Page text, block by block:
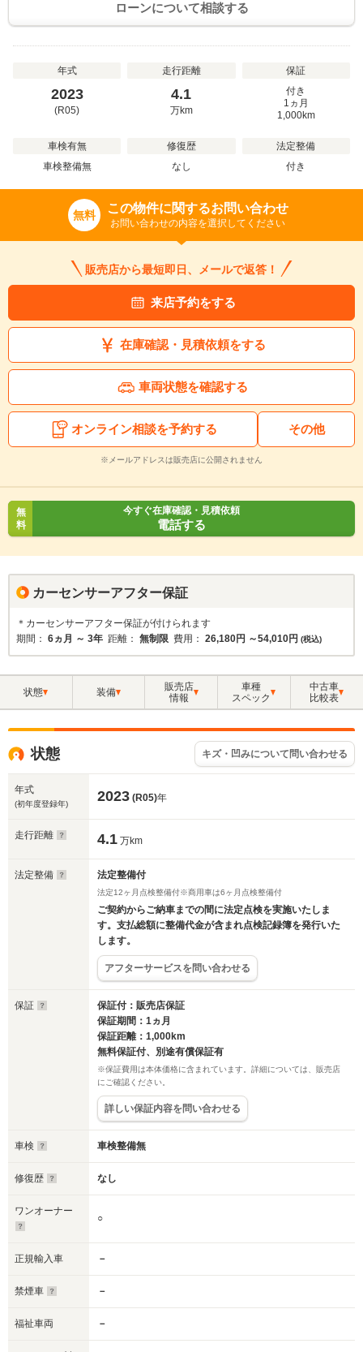
ローンについて相談する
年式
2023
(R05)
走行距離
4.1
万km
保証
付き
1ヵ月
1,000km
車検有無
車検整備無
修復歴
なし
法定整備
付き
無料 この物件に関するお問い合わせ
お問い合わせの内容を選択してください
販売店から最短即日、メールで返答！
来店予約をする
在庫確認・見積依頼をする
車両状態を確認する
オンライン相談を予約する その他
※メールアドレスは販売店に公開されません
無
料
今すぐ在庫確認・見積依頼
電話する
カーセンサーアフター保証
＊カーセンサーアフター保証が付けられます
期間： 6ヵ月 ～ 3年 距離： 無制限 費用： 26,180円 ～54,010円 (税込)
状態 装備
販売店
情報
車種
スペック
中古車
比較表
状態 キズ・凹みについて問い合わせる
年式
(初年度登録年) 2023 (R05)年
走行距離 4.1 万km
法定整備 法定整備付
法定12ヶ月点検整備付※商用車は6ヶ月点検整備付
ご契約からご納車までの間に法定点検を実施いたしま
す。支払総額に整備代金が含まれ点検記録簿を発行いた
します。
アフターサービスを問い合わせる
保証
保証付：販売店保証
保証期間：1ヵ月
保証距離：1,000km
無料保証付、別途有償保証有
※保証費用は本体価格に含まれています。詳細については、販売店
にご確認ください。
詳しい保証内容を問い合わせる
車検 車検整備無
修復歴 なし
ワンオーナー
○
正規輸入車 －
禁煙車 －
福祉車両 －